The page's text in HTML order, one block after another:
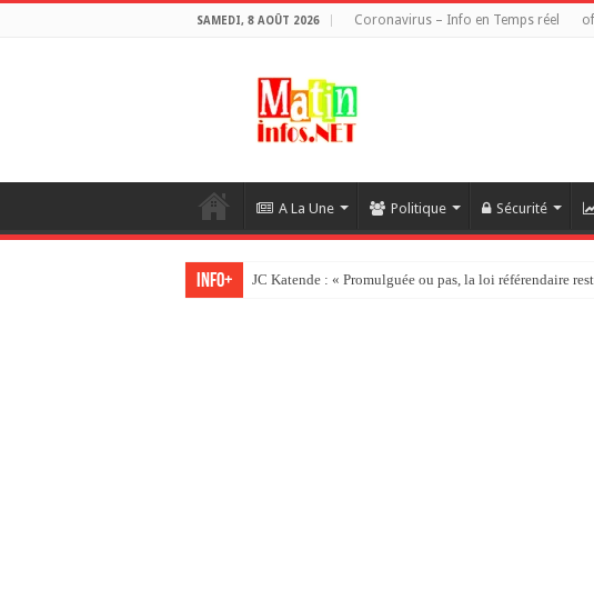
SAMEDI, 8 AOÛT 2026 Coronavirus – Info en Temps réel
A La Une Politique Sécurité
Info+ JC Katende : « Promulguée ou pas, la loi référendaire